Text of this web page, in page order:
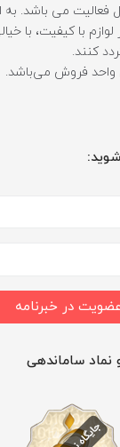
می باشد. به
با کیفیت، با
کنند.
عضویت در خبرنامه
نماد ساماندهی